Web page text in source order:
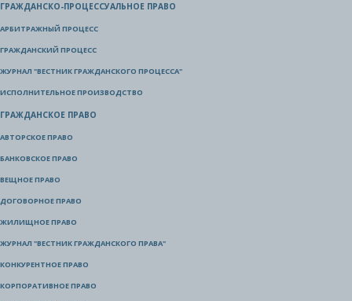
ГРАЖДАНСКО-ПРОЦЕССУАЛЬНОЕ ПРАВО
АРБИТРАЖНЫЙ ПРОЦЕСС
ГРАЖДАНСКИЙ ПРОЦЕСС
ЖУРНАЛ "ВЕСТНИК ГРАЖДАНСКОГО ПРОЦЕССА"
ИСПОЛНИТЕЛЬНОЕ ПРОИЗВОДСТВО
ГРАЖДАНСКОЕ ПРАВО
АВТОРСКОЕ ПРАВО
БАНКОВСКОЕ ПРАВО
ВЕЩНОЕ ПРАВО
ДОГОВОРНОЕ ПРАВО
ЖИЛИЩНОЕ ПРАВО
ЖУРНАЛ "ВЕСТНИК ГРАЖДАНСКОГО ПРАВА"
КОНКУРЕНТНОЕ ПРАВО
КОРПОРАТИВНОЕ ПРАВО